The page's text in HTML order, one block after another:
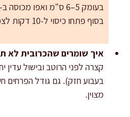
בסוף פתחו כיסוי ל-10 דקות לצמצום והשחמה קלה.
איך שומרים שהכרובית לא
קצרה לפני הרוטב ובישול עדין
מצוין.